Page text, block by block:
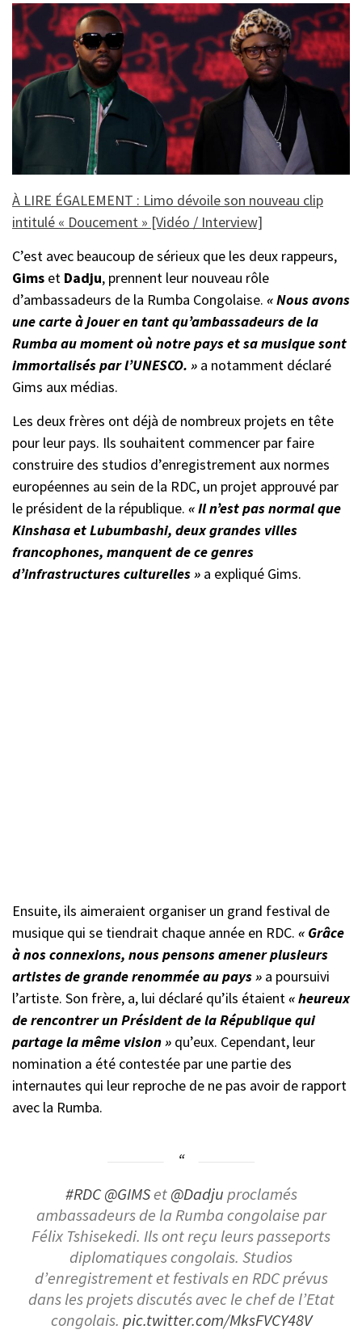
À LIRE ÉGALEMENT : Limo dévoile son nouveau clip
intitulé « Doucement » [Vidéo / Interview]
C’est avec beaucoup de sérieux que les deux rappeurs,
Gims et Dadju, prennent leur nouveau rôle
d’ambassadeurs de la Rumba Congolaise. « Nous avons
une carte à jouer en tant qu’ambassadeurs de la
Rumba au moment où notre pays et sa musique sont
immortalisés par l’UNESCO. » a notamment déclaré
Gims aux médias.
Les deux frères ont déjà de nombreux projets en tête
pour leur pays. Ils souhaitent commencer par faire
construire des studios d’enregistrement aux normes
européennes au sein de la RDC, un projet approuvé par
le président de la république. « Il n’est pas normal que
Kinshasa et Lubumbashi, deux grandes villes
francophones, manquent de ce genres
d’infrastructures culturelles » a expliqué Gims.
Ensuite, ils aimeraient organiser un grand festival de
musique qui se tiendrait chaque année en RDC. « Grâce
à nos connexions, nous pensons amener plusieurs
artistes de grande renommée au pays » a poursuivi
l’artiste. Son frère, a, lui déclaré qu’ils étaient« heureux
de rencontrer un Président de la République qui
partage la même vision » qu’eux. Cependant, leur
nomination a été contestée par une partie des
internautes qui leur reproche de ne pas avoir de rapport
avec la Rumba.
#RDC @GIMSet@Dadjuproclamés
ambassadeurs de la Rumba congolaise par
Félix Tshisekedi. Ils ont reçu leurs passeports
diplomatiques congolais. Studios
d’enregistrement et festivals en RDC prévus
dans les projets discutés avec le chef de l’Etat
congolais. pic.twitter.com/MksFVCY48V